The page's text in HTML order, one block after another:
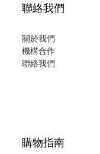
聯絡我們
關於我們
機構合作
聯絡我們
購物指南